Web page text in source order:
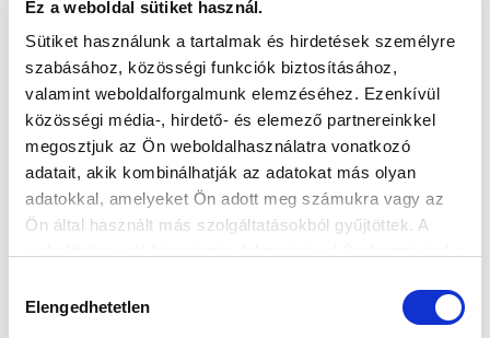
Ez a weboldal sütiket használ.
Sütiket használunk a tartalmak és hirdetések személyre
szabásához, közösségi funkciók biztosításához,
valamint weboldalforgalmunk elemzéséhez. Ezenkívül
közösségi média-, hirdető- és elemező partnereinkkel
megosztjuk az Ön weboldalhasználatra vonatkozó
adatait, akik kombinálhatják az adatokat más olyan
adatokkal, amelyeket Ön adott meg számukra vagy az
Ön által használt más szolgáltatásokból gyűjtöttek. A
kiválasztása
Elengedhetetlen
MTK BUDAPEST HÍRLEVÉL
hírlevelünkre: